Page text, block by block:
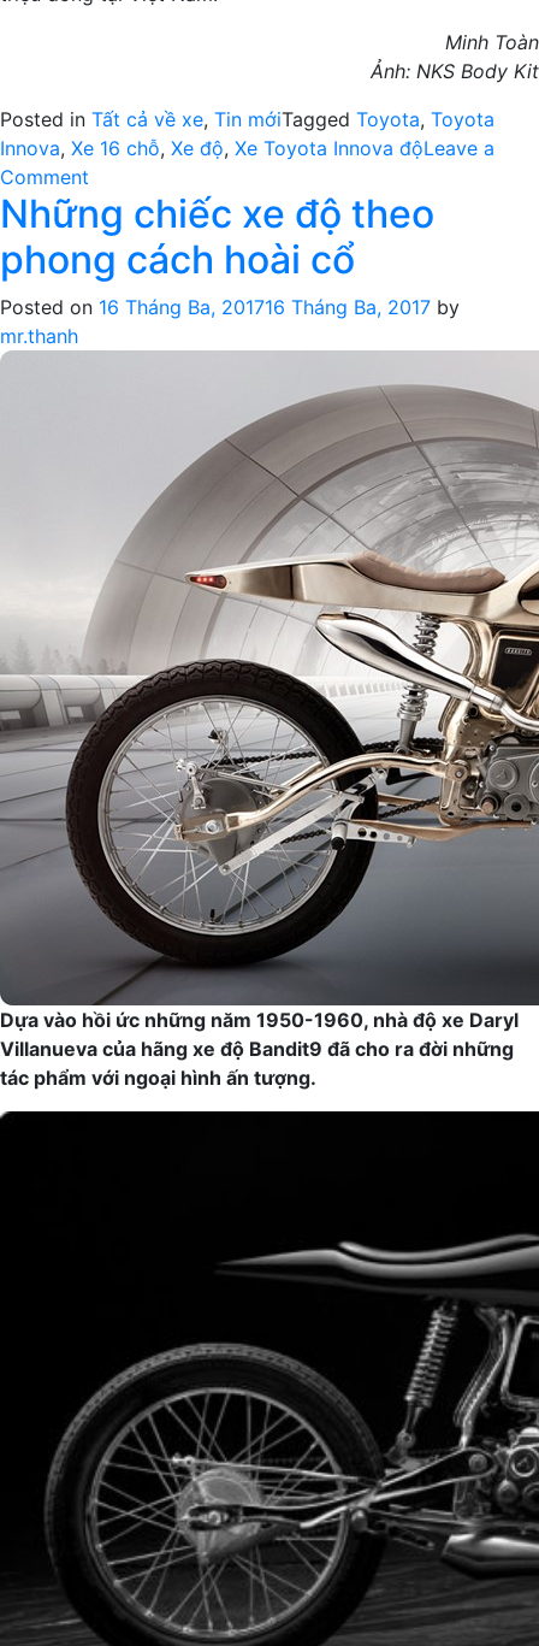
Minh Toàn
Ảnh: NKS Body Kit
Posted in Tất cả về xe, Tin mớiTagged Toyota, Toyota
Innova, Xe 16 chỗ, Xe độ, Xe Toyota Innova độLeave a
Comment
Toyota
Innova
độ
phong
cách
Những chiếc xe độ theo
phong cách hoài cổ
Posted on 16 Tháng Ba, 201716 Tháng Ba, 2017 by
mr.thanh
Dựa vào hồi ức những năm 1950-1960, nhà độ xe Daryl
Villanueva của hãng xe độ Bandit9 đã cho ra đời những
tác phẩm với ngoại hình ấn tượng.